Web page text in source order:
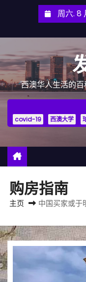
周六. 8
西澳华人生活的
covid-19 西澳大学
购房指南
主页 中国买家或于